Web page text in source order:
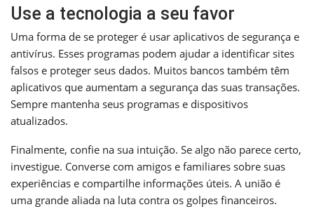
Use a tecnologia a seu favor
Uma forma de se proteger é usar aplicativos de segurança e
antivírus. Esses programas podem ajudar a identificar sites
falsos e proteger seus dados. Muitos bancos também têm
aplicativos que aumentam a segurança das suas transações.
Sempre mantenha seus programas e dispositivos
atualizados.
Finalmente, confie na sua intuição. Se algo não parece certo,
investigue. Converse com amigos e familiares sobre suas
experiências e compartilhe informações úteis. A união é
uma grande aliada na luta contra os golpes financeiros.